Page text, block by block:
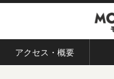
アクセス・概要